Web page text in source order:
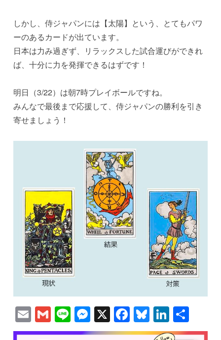
しかし、侍ジャパンには【太陽】という、とてもパワ
ーのあるカードが出ています。
日本は力み過ぎず、リラックスした試合運びができれ
ば、十分に力を発揮できるはずです！
明日（3/22）は朝7時プレイボールですね。
みんなで最後まで応援して、侍ジャパンの勝利を引き
寄せましょう！
EmailGmail
LineMessenger
X Facebook
Bluesky
共
有